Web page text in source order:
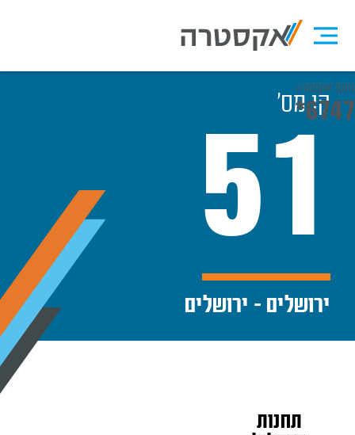
מוקד אקסטרה
*6747
קו מס׳
51
ירושלים - ירושלים
תחנות